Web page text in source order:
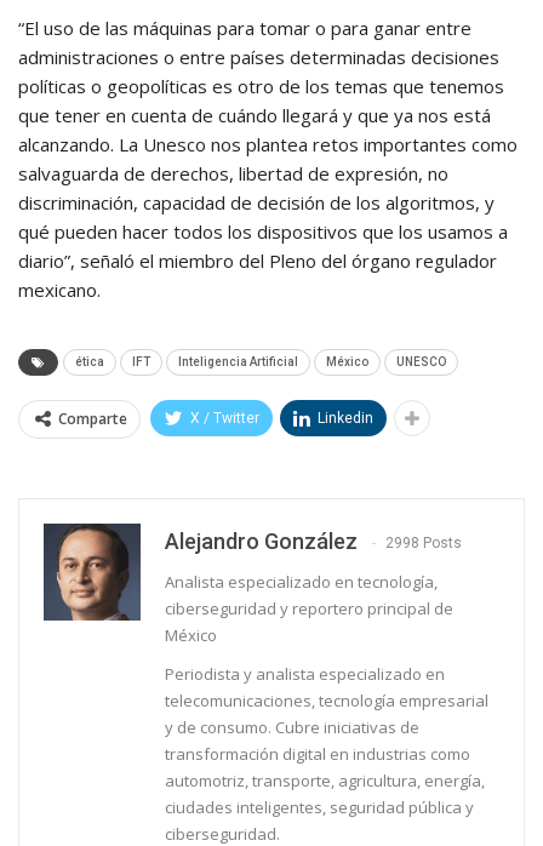
“El uso de las máquinas para tomar o para ganar entre
administraciones o entre países determinadas decisiones
políticas o geopolíticas es otro de los temas que tenemos
que tener en cuenta de cuándo llegará y que ya nos está
alcanzando. La Unesco nos plantea retos importantes como
salvaguarda de derechos, libertad de expresión, no
discriminación, capacidad de decisión de los algoritmos, y
qué pueden hacer todos los dispositivos que los usamos a
diario”, señaló el miembro del Pleno del órgano regulador
mexicano.
ética IFT Inteligencia Artificial México UNESCO
Comparte X / Twitter Linkedin
Alejandro González 2998 Posts
Analista especializado en tecnología,
ciberseguridad y reportero principal de
México
Periodista y analista especializado en
telecomunicaciones, tecnología empresarial
y de consumo. Cubre iniciativas de
transformación digital en industrias como
automotriz, transporte, agricultura, energía,
ciudades inteligentes, seguridad pública y
ciberseguridad.